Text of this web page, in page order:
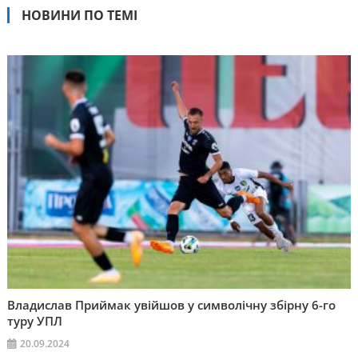
НОВИНИ ПО ТЕМІ
Владислав Приймак увійшов у символічну збірну 6-го
туру УПЛ
20.09.2024